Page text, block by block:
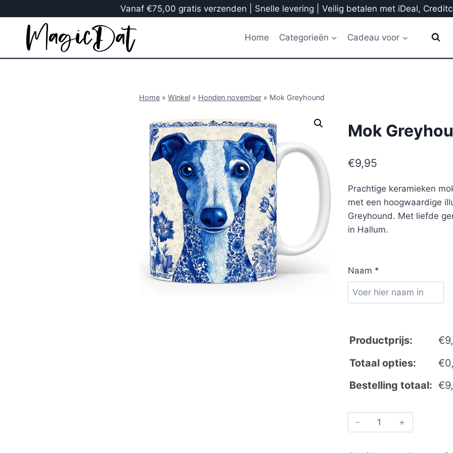
Vanaf €75,00 gratis verzenden | Snelle levering | Veilig betalen met iDeal,
Home Categorieën Cadeau voor
Home » Winkel » Honden november » Mok Greyhound
Mok
€9,95
Prachtige keramieken
met een hoogwaardige
Greyhound. Met liefde
in Hallum.
Naam *
Productprijs: €
Totaal opties:
€
Bestelling totaal: €